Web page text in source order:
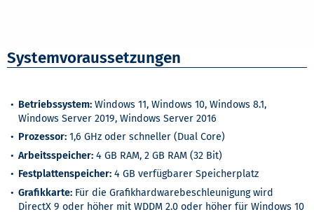
Systemvoraussetzungen
Betriebssystem: Windows 11, Windows 10, Windows 8.1,
Windows Server 2019, Windows Server 2016
Prozessor: 1,6 GHz oder schneller (Dual Core)
Arbeitsspeicher: 4 GB RAM, 2 GB RAM (32 Bit)
Festplattenspeicher: 4 GB verfügbarer Speicherplatz
Grafikkarte: Für die Grafikhardwarebeschleunigung wird
DirectX 9 oder höher mit WDDM 2.0 oder höher für Windows 10